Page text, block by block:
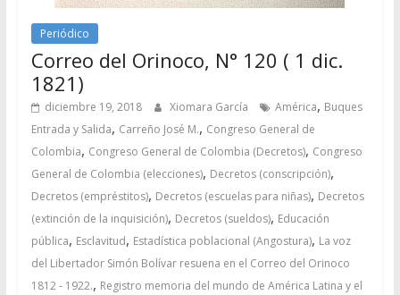
Periódico
Correo del Orinoco, N° 120 ( 1 dic.
1821)
diciembre 19, 2018 Xiomara García América, Buques
Entrada y Salida, Carreño José M., Congreso General de
Colombia, Congreso General de Colombia (Decretos), Congreso
General de Colombia (elecciones), Decretos (conscripción),
Decretos (empréstitos), Decretos (escuelas para niñas), Decretos
(extinción de la inquisición), Decretos (sueldos), Educación
pública, Esclavitud, Estadística poblacional (Angostura), La voz
del Libertador Simón Bolívar resuena en el Correo del Orinoco
1812 - 1922., Registro memoria del mundo de América Latina y el